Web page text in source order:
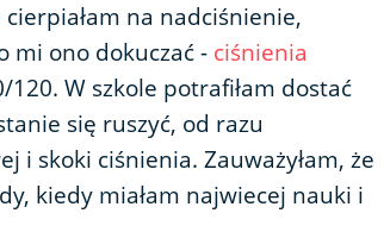
cierpiałam na nadciśnienie,
mi ono dokuczać - ciśnienia
W szkole potrafiłam dostać
się ruszyć, od razu
i skoki ciśnienia. Zauważyłam, że
kiedy miałam najwiecej nauki i